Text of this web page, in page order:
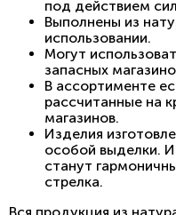
под действием
Выполнены из
использовании.
Могут
запасных
В ассортименте
рассчитанные на
магазинов.
Изделия
особой выделки.
станут
стрелка.